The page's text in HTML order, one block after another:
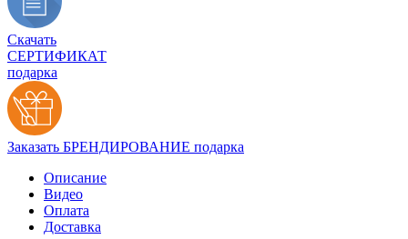
Скачать
СЕРТИФИКАТ
подарка
Заказать БРЕНДИРОВАНИЕ подарка
Описание
Видео
Оплата
Доставка